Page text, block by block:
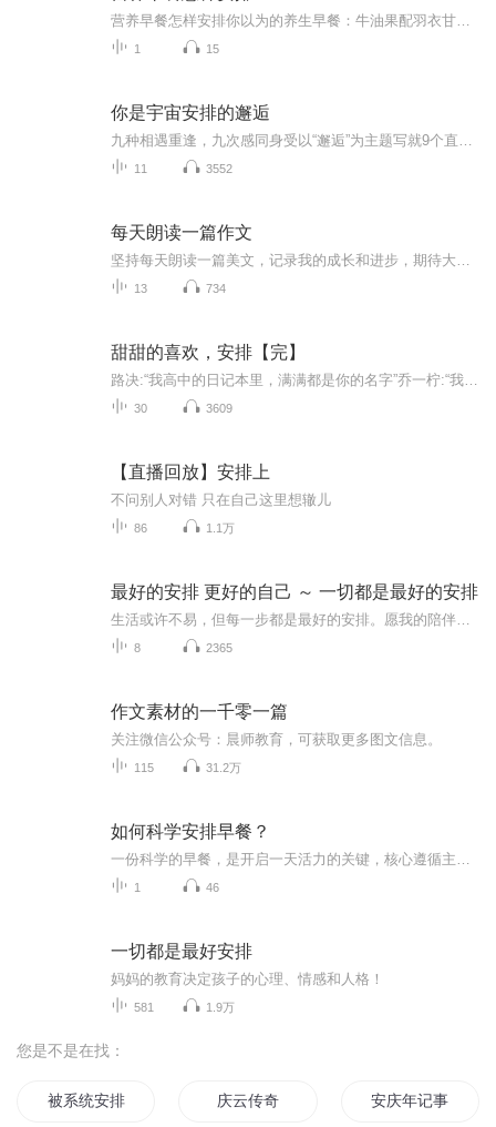
1 15
你是宇宙安排的邂逅
11 3552
每天朗读一篇作文
13 734
甜甜的喜欢，安排【完】
30 3609
【直播回放】安排上
不问别人对错 只在自己这里想辙儿
86 1.1万
最好的安排 更好的自己 ～ 一切都是最好的安排
8 2365
作文素材的一千零一篇
关注微信公众号：晨师教育，可获取更多图文信息。
115 31.2万
如何科学安排早餐？
1 46
一切都是最好安排
妈妈的教育决定孩子的心理、情感和人格！
581 1.9万
您是不是在找：
被系统安排的幸运人生 庆云传奇 安庆年记事